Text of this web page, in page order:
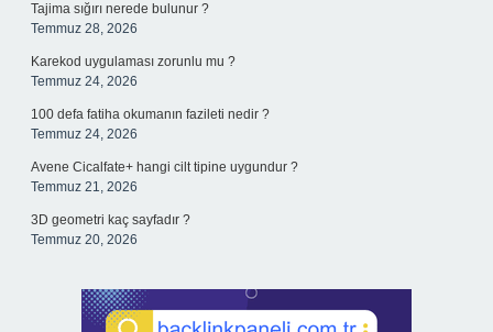
Tajima sığırı nerede bulunur ?
Temmuz 28, 2026
Karekod uygulaması zorunlu mu ?
Temmuz 24, 2026
100 defa fatiha okumanın fazileti nedir ?
Temmuz 24, 2026
Avene Cicalfate+ hangi cilt tipine uygundur ?
Temmuz 21, 2026
3D geometri kaç sayfadır ?
Temmuz 20, 2026